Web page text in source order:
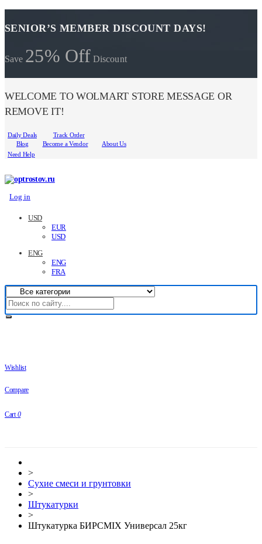
SENIOR’S MEMBER DISCOUNT DAYS!
Save 25% Off Discount
WELCOME TO WOLMART STORE MESSAGE OR
REMOVE IT!
Daily Deals
Track Order
Blog
Become a Vendor
About Us
Need Help
Log in
USD
EUR
USD
ENG
ENG
FRA
Wishlist
Compare
Cart 0
>
Сухие смеси и грунтовки
>
Штукатурки
>
Штукатурка БИРСMIX Универсал 25кг